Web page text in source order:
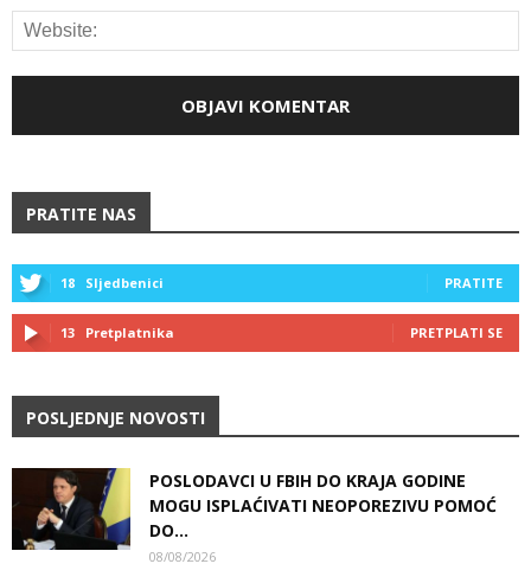
PRATITE NAS
18 Sljedbenici PRATITE
13 Pretplatnika PRETPLATI SE
POSLJEDNJE NOVOSTI
POSLODAVCI U FBIH DO KRAJA GODINE
MOGU ISPLAĆIVATI NEOPOREZIVU POMOĆ
DO...
08/08/2026